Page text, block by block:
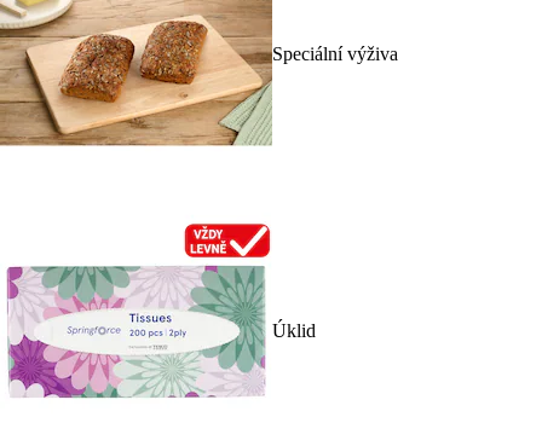
Speciální výživa
Úklid